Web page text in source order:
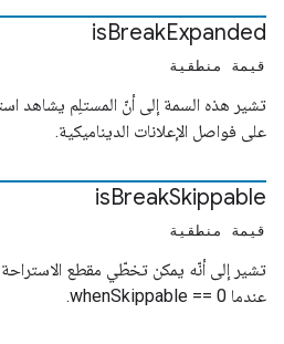
isBreakExpanded
قيمة منطقية
تشير هذه السمة إلى أنّ المستلِم يشاهد
على فواصل الإعلانات الديناميكية.
isBreakSkippable
قيمة منطقية
تشير إلى أنّه يمكن تخطّي مقطع
عندما whenSkippable == 0.